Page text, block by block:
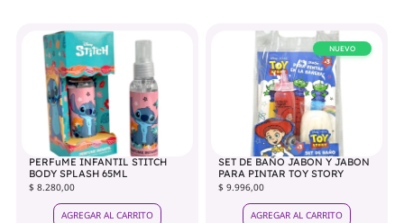
PERFuME INFANTIL STITCH
BODY SPLASH 65ML
$ 8.280,00
AGREGAR AL CARRITO
NUEVO
SET DE BAÑO JABON Y JABON
PARA PINTAR TOY STORY
$ 9.996,00
AGREGAR AL CARRITO